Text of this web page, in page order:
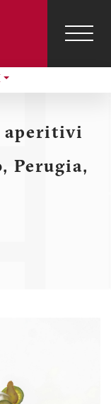
utente
aperitivi
Perugia,